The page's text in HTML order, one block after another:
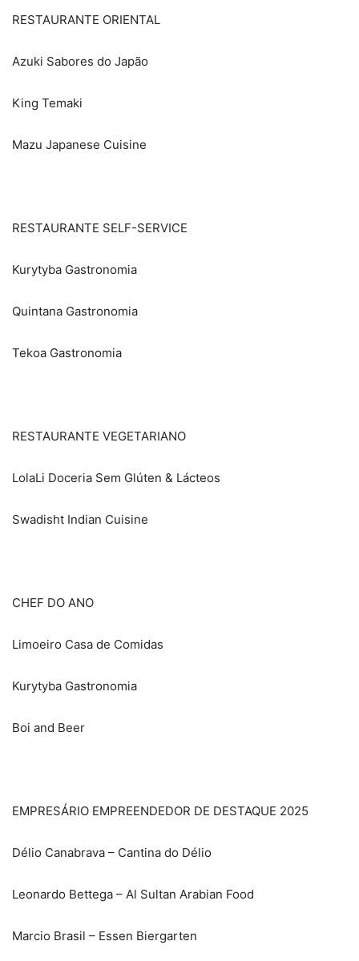
RESTAURANTE ORIENTAL
Azuki Sabores do Japão
King Temaki
Mazu Japanese Cuisine
RESTAURANTE SELF-SERVICE
Kurytyba Gastronomia
Quintana Gastronomia
Tekoa Gastronomia
RESTAURANTE VEGETARIANO
LolaLi Doceria Sem Glúten & Lácteos
Swadisht Indian Cuisine
CHEF DO ANO
Limoeiro Casa de Comidas
Kurytyba Gastronomia
Boi and Beer
EMPRESÁRIO EMPREENDEDOR DE DESTAQUE 2025
Délio Canabrava – Cantina do Délio
Leonardo Bettega – Al Sultan Arabian Food
Marcio Brasil – Essen Biergarten